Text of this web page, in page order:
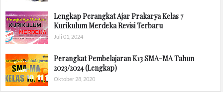
Lengkap Perangkat Ajar Prakarya Kelas 7
Kurikulum Merdeka Revisi Terbaru
Juli 01, 2024
Perangkat Pembelajaran K13 SMA-MA Tahun
2023/2024 (Lengkap)
Oktober 28, 2020